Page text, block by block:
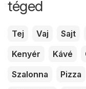
téged
Tej Vaj Sajt
Kenyér
Kávé
Szalonna
Pizza